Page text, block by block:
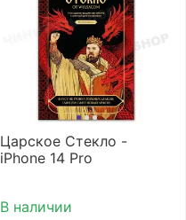
Царское Стекло -
iPhone 14 Pro
В наличии